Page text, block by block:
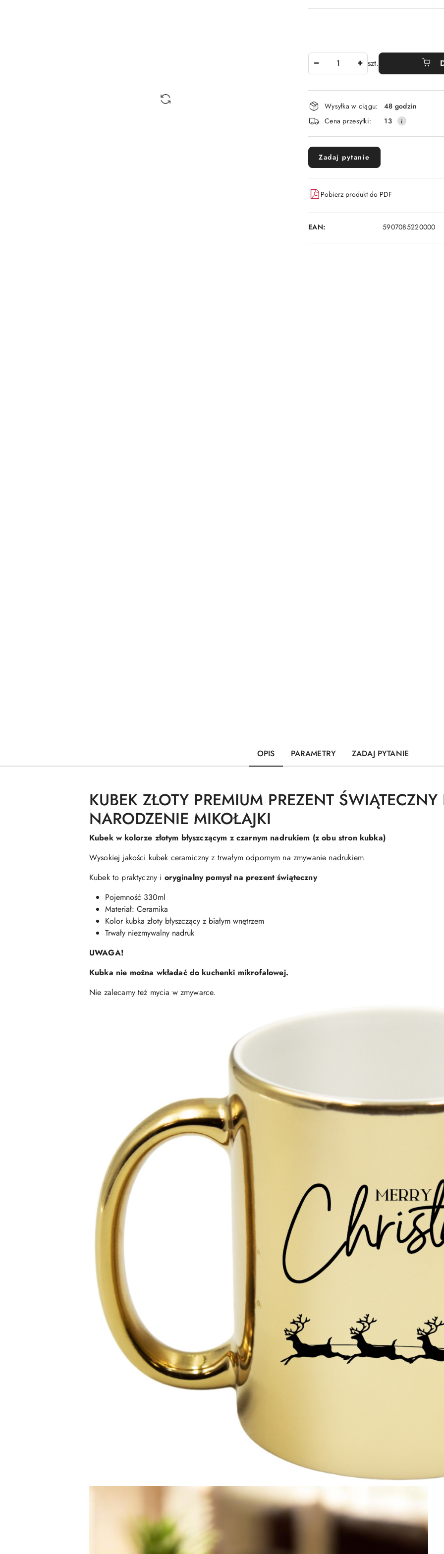
szt.
Dostępność
i
dostawa
Wysyłka w ciągu:
48 godzin
Cena przesyłki:
13
Zadaj pytanie
Pobierz produkt do PDF
EAN: 5907085220000
OPIS PARAMETRY ZADAJ PYTANIE
KUBEK ZŁOTY PREMIUM PREZENT ŚWIĄTECZNY
NARODZENIE MIKOŁAJKI
Kubek w kolorze złotym błyszczącym z czarnym nadrukiem (z obu stron kubka)
Wysokiej jakości kubek ceramiczny z trwałym odpornym na zmywanie nadrukiem.
Kubek to praktyczny i oryginalny pomysł na prezent świąteczny
Pojemność 330ml
Materiał: Ceramika
Kolor kubka złoty błyszczący z białym wnętrzem
Trwały niezmywalny nadruk
UWAGA!
Kubka nie można wkładać do kuchenki mikrofalowej.
Nie zalecamy też mycia w zmywarce.